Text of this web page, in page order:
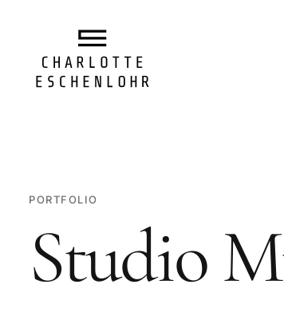
PORTFOLIO
Studio